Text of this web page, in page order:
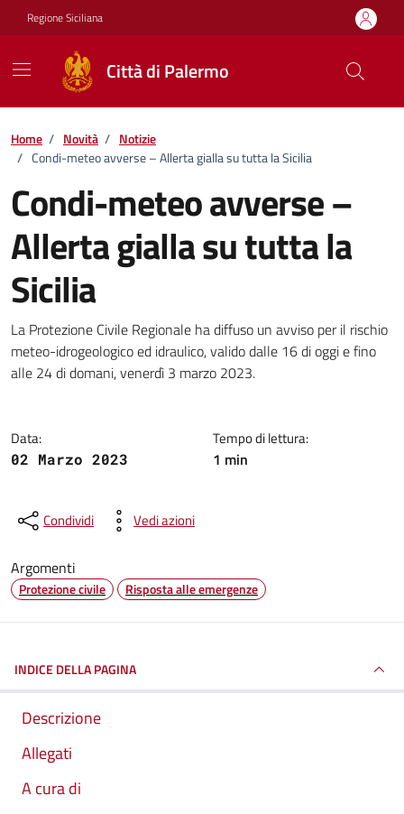
Vai ai contenuti
Vai al footer
Regione Siciliana
Città di Palermo
Home / Novità / Notizie
/ Condi-meteo avverse – Allerta gialla su tutta la Sicilia
Condi-meteo avverse –
Allerta gialla su tutta la
Sicilia
Dettagli della notizia
La Protezione Civile Regionale ha diffuso un avviso per il rischio
meteo-idrogeologico ed idraulico, valido dalle 16 di oggi e fino
alle 24 di domani, venerdì 3 marzo 2023.
Data:
02 Marzo 2023
Tempo di lettura:
1 min
Condividi Vedi azioni
Argomenti
Protezione civile Risposta alle emergenze
INDICE DELLA PAGINA
Descrizione
Allegati
A cura di